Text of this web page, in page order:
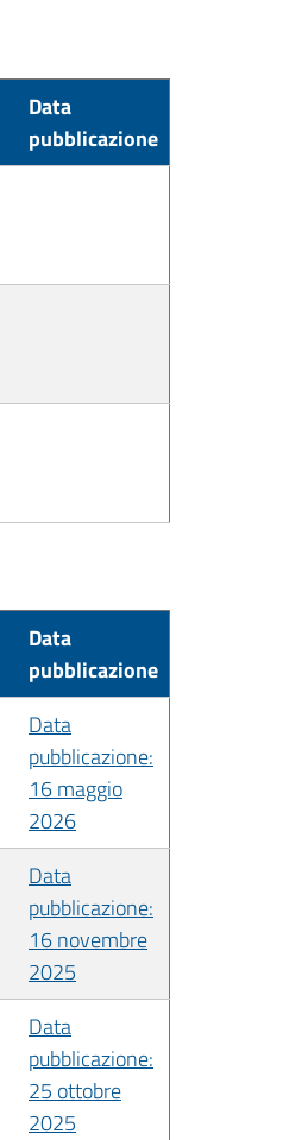
Data
pubblicazione
Data
pubblicazione
Data
pubblicazione:
16 maggio
2026
Data
pubblicazione:
16 novembre
2025
Data
pubblicazione:
25 ottobre
2025